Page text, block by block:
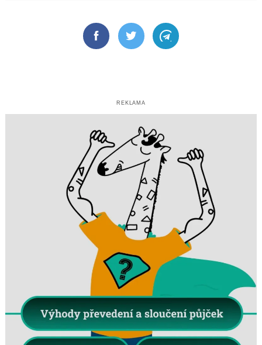
FacebookTwitter Telegram
REKLAMA